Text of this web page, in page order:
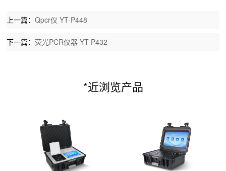
上一篇：Qpcr仪 YT-P448
下一篇：荧光PCR仪器 YT-P432
*近浏览产品